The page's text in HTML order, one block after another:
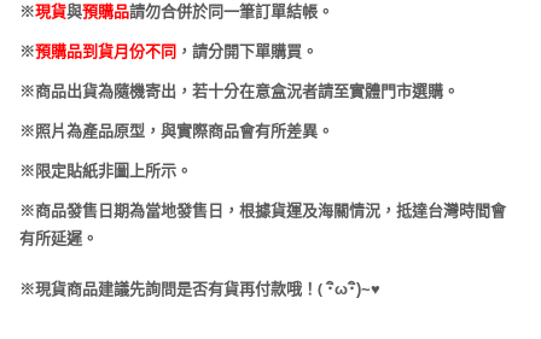
※現貨與預購品請勿合併於同一筆訂單結帳。
※預購品到貨月份不同 ，請分開下單購買。
※商品出貨為隨機寄出，若十分在意盒況者請至實體門市選購。
※照片為產品原型，與實際商品會有所差異。
※限定貼紙非圖上所示。
※商品發售日期為當地發售日，根據貨運及海關情況，抵達台灣時間會
有所延遲。
※現貨商品建議先詢問是否有貨再付款哦！ ( ･ω･)~♥